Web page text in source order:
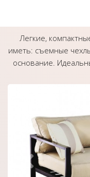
Легкие,
иметь: съемные
основание.